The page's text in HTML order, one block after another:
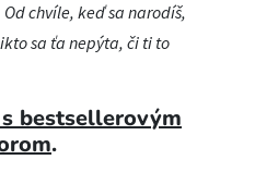
chvíle, keď sa narodíš,
sa ťa nepýta, či ti to
bestsellerovým
.